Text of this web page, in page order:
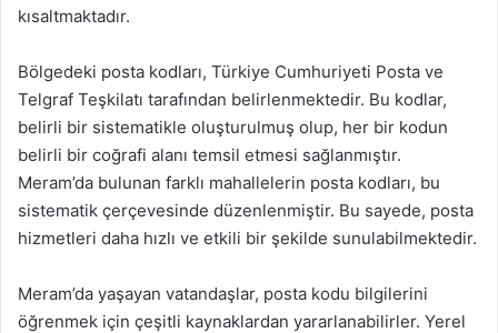
kısaltmaktadır.
Bölgedeki posta kodları, Türkiye Cumhuriyeti Posta ve
Telgraf Teşkilatı tarafından belirlenmektedir. Bu kodlar,
belirli bir sistematikle oluşturulmuş olup, her bir kodun
belirli bir coğrafi alanı temsil etmesi sağlanmıştır.
Meram’da bulunan farklı mahallelerin posta kodları, bu
sistematik çerçevesinde düzenlenmiştir. Bu sayede, posta
hizmetleri daha hızlı ve etkili bir şekilde sunulabilmektedir.
Meram’da yaşayan vatandaşlar, posta kodu bilgilerini
öğrenmek için çeşitli kaynaklardan yararlanabilirler. Yerel